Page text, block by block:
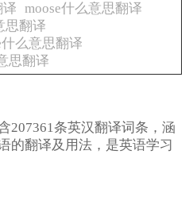
译 moose什么意思翻译
思翻译
什么意思翻译
思翻译
207361条英汉翻译词条，涵
的翻译及用法，是英语学习